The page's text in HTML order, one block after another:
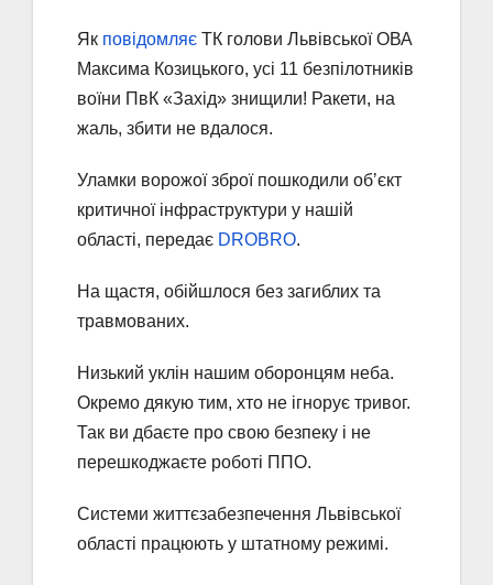
Як повідомляє ТК голови Львівської ОВА
Максима Козицького, усі 11 безпілотників
воїни ПвК «Захід» знищили! Ракети, на
жаль, збити не вдалося.
Уламки ворожої зброї пошкодили обʼєкт
критичної інфраструктури у нашій
області, передає DROBRO.
На щастя, обійшлося без загиблих та
травмованих.
Низький уклін нашим оборонцям неба.
Окремо дякую тим, хто не ігнорує тривог.
Так ви дбаєте про свою безпеку і не
перешкоджаєте роботі ППО.
Системи життєзабезпечення Львівської
області працюють у штатному режимі.